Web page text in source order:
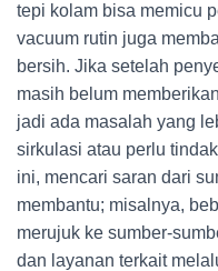
tepi kolam bisa memicu
vacuum rutin juga
bersih. Jika setelah
masih belum
jadi ada masalah yang
sirkulasi atau perlu
ini, mencari saran dari
membantu; misalnya,
merujuk ke sumber-
dan layanan terkait